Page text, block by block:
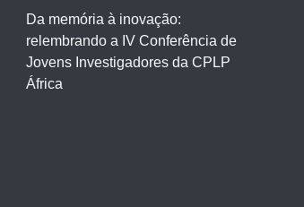
Da memória à inovação:
relembrando a IV Conferência de
Jovens Investigadores da CPLP
África